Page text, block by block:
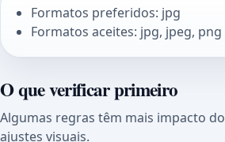
Formatos preferidos: jpg
Formatos aceites: jpg, jpeg, png
O que verificar primeiro
Algumas regras têm mais impacto
ajustes visuais.